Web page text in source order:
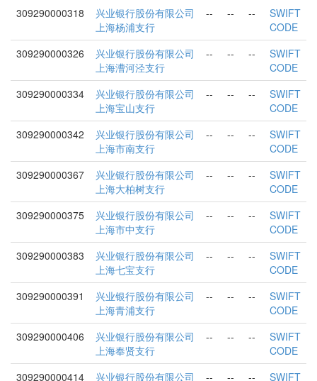
309290000318
兴业银行股份有限公司
上海杨浦支行
-- -- --
SWIFT
CODE
309290000326
兴业银行股份有限公司
上海漕河泾支行
-- -- --
SWIFT
CODE
309290000334
兴业银行股份有限公司
上海宝山支行
-- -- --
SWIFT
CODE
309290000342
兴业银行股份有限公司
上海市南支行
-- -- --
SWIFT
CODE
309290000367
兴业银行股份有限公司
上海大柏树支行
-- -- --
SWIFT
CODE
309290000375
兴业银行股份有限公司
上海市中支行
-- -- --
SWIFT
CODE
309290000383
兴业银行股份有限公司
上海七宝支行
-- -- --
SWIFT
CODE
309290000391
兴业银行股份有限公司
上海青浦支行
-- -- --
SWIFT
CODE
309290000406
兴业银行股份有限公司
上海奉贤支行
-- -- --
SWIFT
CODE
309290000414
兴业银行股份有限公司 -- -- -- SWIFT